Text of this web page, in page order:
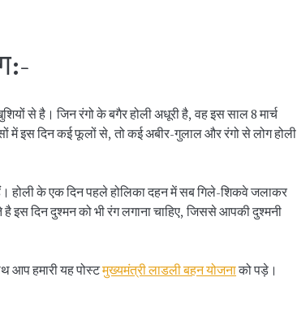
से है। जिन रंगो के बगैर होली अधूरी है, वह इस साल 8 मार्च
में इस दिन कई फूलों से, तो कई अबीर-गुलाल और रंगो से लोग होली
होली के एक दिन पहले होलिका दहन में सब गिले-शिकवे जलाकर
इस दिन दुश्मन को भी रंग लगाना चाहिए, जिससे आपकी दुश्मनी
आप हमारी यह पोस्टमुख्यमंत्री लाडली बहन योजनाको पड़े।